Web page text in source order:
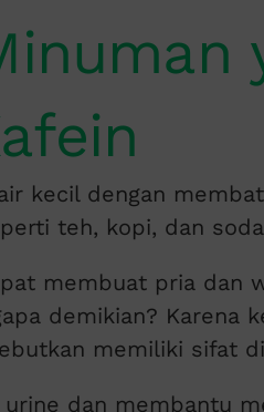
kecil dengan
teh, kopi, dan
membuat pria dan
demikian? Karena
memiliki sifat
dan membantu